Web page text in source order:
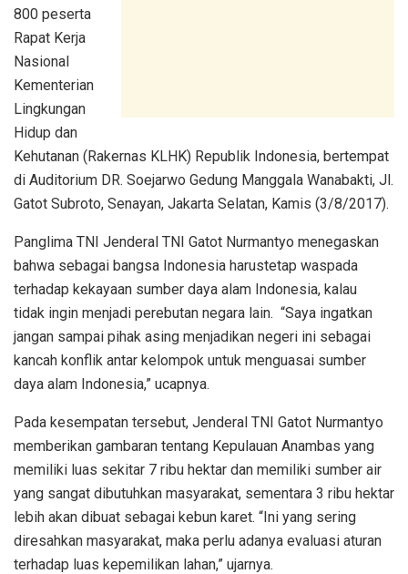
800 peserta
Rapat Kerja
Nasional
Kementerian
Lingkungan
Hidup dan
Kehutanan (Rakernas KLHK) Republik Indonesia, bertempat
di Auditorium DR. Soejarwo Gedung Manggala Wanabakti, Jl.
Gatot Subroto, Senayan, Jakarta Selatan, Kamis (3/8/2017).
Panglima TNI Jenderal TNI Gatot Nurmantyo menegaskan
bahwa sebagai bangsa Indonesia harustetap waspada
terhadap kekayaan sumber daya alam Indonesia, kalau
tidak ingin menjadi perebutan negara lain. “Saya ingatkan
jangan sampai pihak asing menjadikan negeri ini sebagai
kancah konflik antar kelompok untuk menguasai sumber
daya alam Indonesia,” ucapnya.
Pada kesempatan tersebut, Jenderal TNI Gatot Nurmantyo
memberikan gambaran tentang Kepulauan Anambas yang
memiliki luas sekitar 7 ribu hektar dan memiliki sumber air
yang sangat dibutuhkan masyarakat, sementara 3 ribu hektar
lebih akan dibuat sebagai kebun karet. “Ini yang sering
diresahkan masyarakat, maka perlu adanya evaluasi aturan
terhadap luas kepemilikan lahan,” ujarnya.